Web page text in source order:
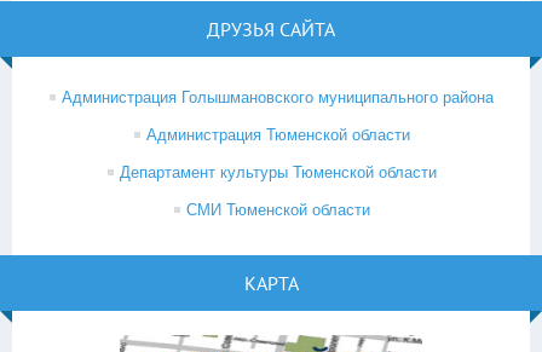
ДРУЗЬЯ САЙТА
Администрация Голышмановского муниципального района
Администрация Тюменской области
Департамент культуры Тюменской области
СМИ Тюменской области
КАРТА